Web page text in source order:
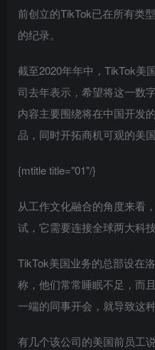
前创立的TikTok已在所有类
的纪录。
截至2020年年中，TikTok美
司去年表示，希望将这一数
内容主要围绕将在中国开发
品，同时开拓商机可观的美国
{mtitle title="01"/}
从工作文化融合的角度来看
试，它需要连接全球两大科技
TikTok美国业务的总部设在
称，他们常常睡眠不足，而
一端的同事开会，就导致这
有几个该公司的美国前员工